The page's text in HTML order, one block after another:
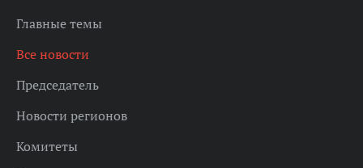
Главные темы
Все новости
Председатель
Новости регионов
Комитеты